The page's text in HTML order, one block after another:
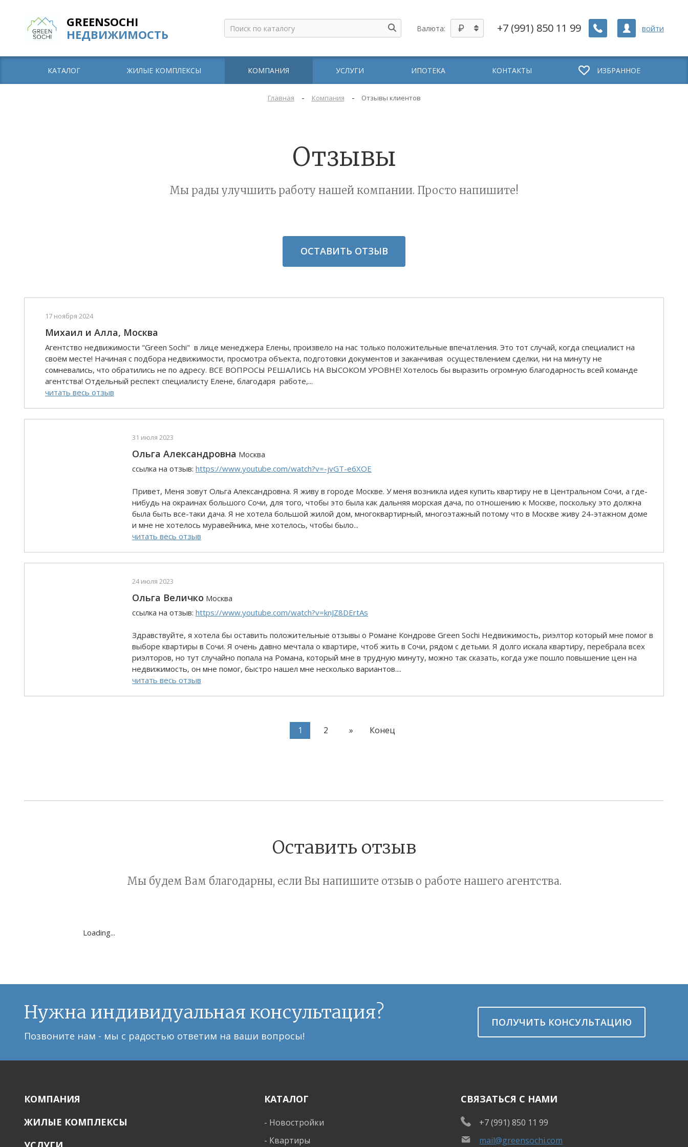
GREENSOCHI
НЕДВИЖИМОСТЬ
Валюта: +7 (991) 850 11 99 войти
КАТАЛОГ ЖИЛЫЕ КОМПЛЕКСЫ КОМПАНИЯ УСЛУГИ ИПОТЕКА КОНТАКТЫ ИЗБРАННОЕ
Главная - Компания - Отзывы клиентов
Отзывы
Мы рады улучшить работу нашей компании. Просто напишите!
ОСТАВИТЬ ОТЗЫВ
17 ноября 2024
Михаил и Алла, Москва
Агентство недвижимости "Green Sochi" в лице менеджера Елены, произвело на нас только положительные впечатления. Это тот случай, когда специалист на
своём месте! Начиная с подбора недвижимости, просмотра объекта, подготовки документов и заканчивая осуществлением сделки, ни на минуту не
сомневались, что обратились не по адресу. ВСЕ ВОПРОСЫ РЕШАЛИСЬ НА ВЫСОКОМ УРОВНЕ! Хотелось бы выразить огромную благодарность всей команде
агентства! Отдельный респект специалисту Елене, благодаря работе,...
читать весь отзыв
31 июля 2023
Ольга Александровна Москва
ссылка на отзыв: https://www.youtube.com/watch?v=-jvGT-e6XOE
Привет, Меня зовут Ольга Александровна. Я живу в городе Москве. У меня возникла идея купить квартиру не в Центральном Сочи, а где-
нибудь на окраинах большого Сочи, для того, чтобы это была как дальняя морская дача, по отношению к Москве, поскольку это должна
была быть все-таки дача. Я не хотела большой жилой дом, многоквартирный, многоэтажный потому что в Москве живу 24-этажном доме
и мне не хотелось муравейника, мне хотелось, чтобы было...
читать весь отзыв
24 июля 2023
Ольга Величко Москва
ссылка на отзыв: https://www.youtube.com/watch?v=knJZ8DErtAs
Здравствуйте, я хотела бы оставить положительные отзывы о Романе Кондрове Green Sochi Недвижимость, риэлтор который мне помог в
выборе квартиры в Сочи. Я очень давно мечтала о квартире, чтоб жить в Сочи, рядом с детьми. Я долго искала квартиру, перебрала всех
риэлторов, но тут случайно попала на Романа, который мне в трудную минуту, можно так сказать, когда уже пошло повышение цен на
недвижимость, он мне помог, быстро нашел мне несколько вариантов....
читать весь отзыв
1 2 » Конец
Оставить отзыв
Мы будем Вам благодарны, если Вы напишите отзыв о работе нашего агентства.
Loading...
Нужна индивидуальная консультация?
Позвоните нам - мы с радостью ответим на ваши вопросы!
ПОЛУЧИТЬ КОНСУЛЬТАЦИЮ
КОМПАНИЯ
ЖИЛЫЕ КОМПЛЕКСЫ
КАТАЛОГ
- Новостройки
- Квартиры
СВЯЗАТЬСЯ С НАМИ
+7 (991) 850 11 99
mail@greensochi.com